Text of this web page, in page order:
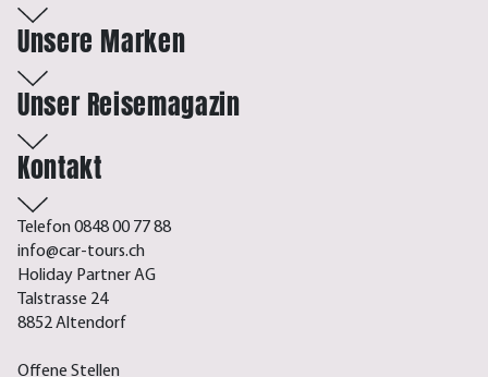
Unsere Marken
Unser Reisemagazin
Kontakt
Telefon 0848 00 77 88
info@car-tours.ch
Holiday Partner AG
Talstrasse 24
8852 Altendorf
Offene Stellen